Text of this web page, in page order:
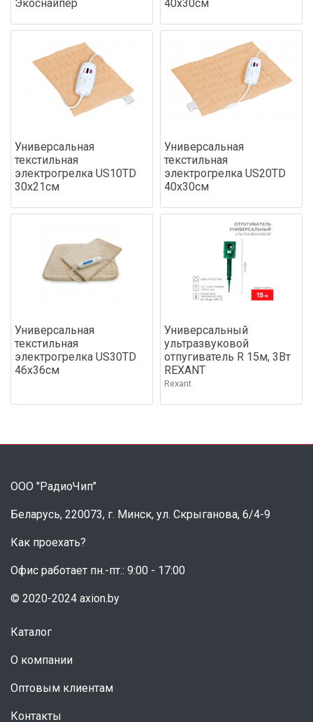
Экоснайпер
40х30см
Универсальная
текстильная
электрогрелка US10TD
30х21см
Универсальная
текстильная
электрогрелка US20TD
40х30см
Универсальная
текстильная
электрогрелка US30TD
46х36см
Универсальный
ультразвуковой
отпугиватель R 15м, 3Вт
REXANT
Rexant
ООО "РадиоЧип"
Беларусь, 220073, г. Минск, ул. Скрыганова, 6/4-9
Как проехать?
Офис работает пн.-пт.: 9:00 - 17:00
© 2020-2024 axion.by
Каталог
О компании
Оптовым клиентам
Контакты